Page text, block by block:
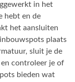
in het
hebt en de
het aansluiten
plaats
sluit je de
en controleer je of
bieden wat